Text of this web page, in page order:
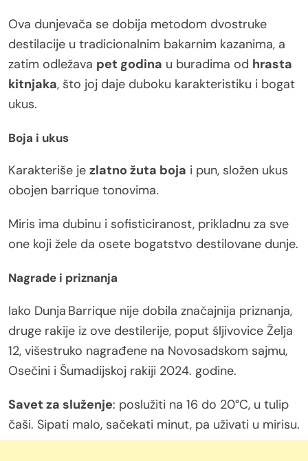
Ova dunjevača se dobija metodom dvostruke
destilacije u tradicionalnim bakarnim kazanima, a
zatim odležava pet godina u buradima od hrasta
kitnjaka, što joj daje duboku karakteristiku i bogat
ukus.
Boja i ukus
Karakteriše je zlatno žuta boja i pun, složen ukus
obojen barrique tonovima.
Miris ima dubinu i sofisticiranost, prikladnu za sve
one koji žele da osete bogatstvo destilovane dunje.
Nagrade i priznanja
Iako Dunja Barrique nije dobila značajnija priznanja,
druge rakije iz ove destilerije, poput šljivovice Želja
12, višestruko nagrađene na Novosadskom sajmu,
Osečini i Šumadijskoj rakiji 2024. godine.
Savet za služenje: poslužiti na 16 do 20°C, u tulip
čaši. Sipati malo, sačekati minut, pa uživati u mirisu.